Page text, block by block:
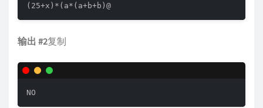
(25+x)*(a*(a+b+b)@
输出 #2复制
NO